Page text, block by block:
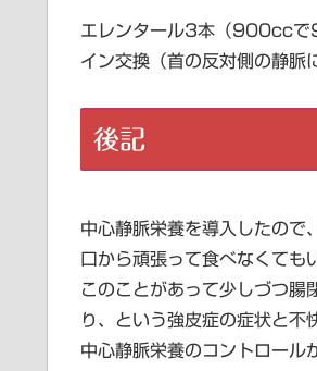
エレンタール3本（900ccで
イン交換（首の反対側の静脈
後記
中心静脈栄養を導入したので
口から頑張って食べなくても
このことがあって少しづつ腸
り、という強皮症の症状と不
中心静脈栄養のコントロール